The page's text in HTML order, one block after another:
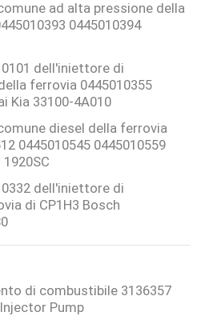
ad alta pressione della
0445010394
dell'iniettore di
ferrovia 0445010355
Kia 33100-4A010
diesel della ferrovia
0445010545 0445010559
dell'iniettore di
di CP1H3 Bosch
di combustibile 3136357
Pump